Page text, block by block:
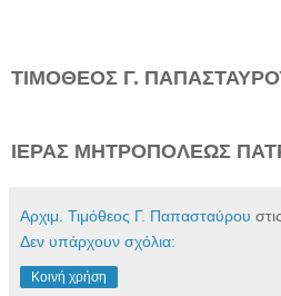
ΤΙΜΟΘΕΟΣ Γ.
ΙΕΡΑΣ ΜΗΤΡΟΠΟΛΕΩΣ
Αρχιμ. Τιμόθεος Γ. Παπασταύρου στις
Δεν υπάρχουν σχόλια:
Κοινή χρήση